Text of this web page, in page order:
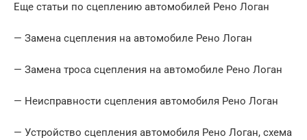
Еще статьи по сцеплению автомобилей Рено Логан
— Замена сцепления на автомобиле Рено Логан
— Замена троса сцепления на автомобиле Рено Логан
— Неисправности сцепления автомобиля Рено Логан
— Устройство сцепления автомобиля Рено Логан, схема